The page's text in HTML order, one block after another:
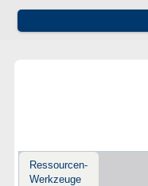
Ressourcen-
Werkzeuge